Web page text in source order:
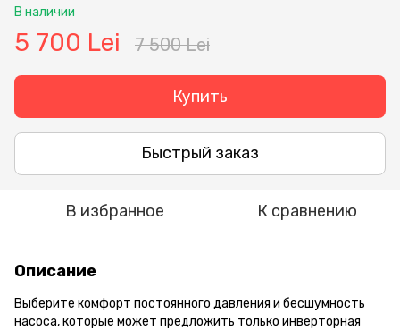
В наличии
5 700 Lei 7 500 Lei
Купить
Быстрый заказ
В избранное К сравнению
Описание
Выберите комфорт постоянного давления и бесшумность
насоса, которые может предложить только инверторная